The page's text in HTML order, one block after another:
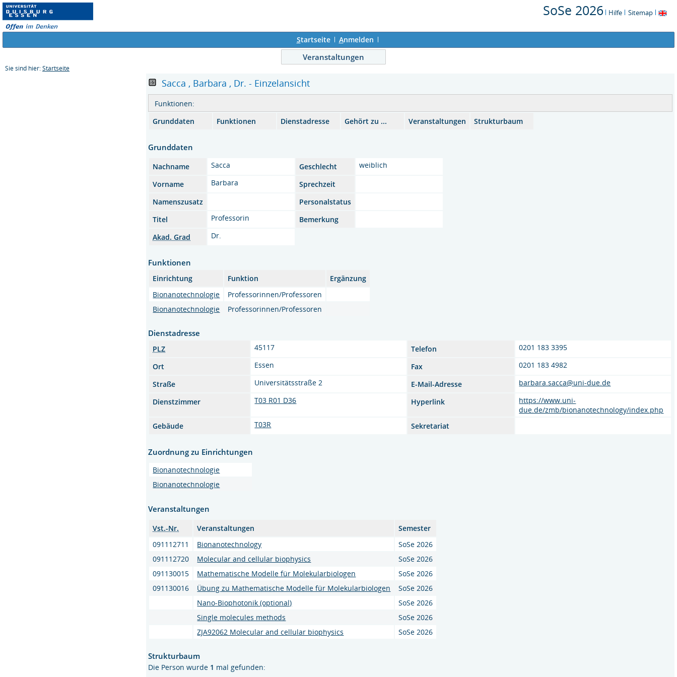
SoSe 2026 Hilfe Sitemap
Startseite Anmelden
Veranstaltungen
Sie sind hier: Startseite
Sacca , Barbara , Dr. - Einzelansicht
Funktionen:
Grunddaten
Funktionen Dienstadresse Gehört zu ... Veranstaltungen Strukturbaum
Grunddaten
Nachname Sacca Geschlecht
weiblich
Vorname
Barbara
Sprechzeit
Namenszusatz
Personalstatus
Titel
Professorin
Bemerkung
Akad. Grad
Dr.
Funktionen
Einrichtung Funktion
Ergänzung
Bionanotechnologie
Professorinnen/Professoren
Bionanotechnologie
Professorinnen/Professoren
Dienstadresse
PLZ 45117 Telefon
0201 183 3395
Ort
Essen Fax
0201 183 4982
Straße
Universitätsstraße 2 E-Mail-Adresse
barbara.sacca@uni-due.de
Dienstzimmer
T03 R01 D36 Hyperlink
https://www.uni-
due.de/zmb/bionanotechnology/index.php
Gebäude
T03R Sekretariat
Zuordnung zu Einrichtungen
Bionanotechnologie
Bionanotechnologie
Veranstaltungen
Vst.-Nr. Veranstaltungen
Semester
091112711
Bionanotechnology
SoSe 2026
091112720
Molecular and cellular biophysics
SoSe 2026
091130015
Mathematische Modelle für Molekularbiologen
SoSe 2026
091130016
Übung zu Mathematische Modelle für Molekularbiologen
SoSe 2026
Nano-Biophotonik (optional)
SoSe 2026
Single molecules methods
SoSe 2026
ZJA92062 Molecular and cellular biophysics
SoSe 2026
Strukturbaum
Die Person wurde 1 mal gefunden: